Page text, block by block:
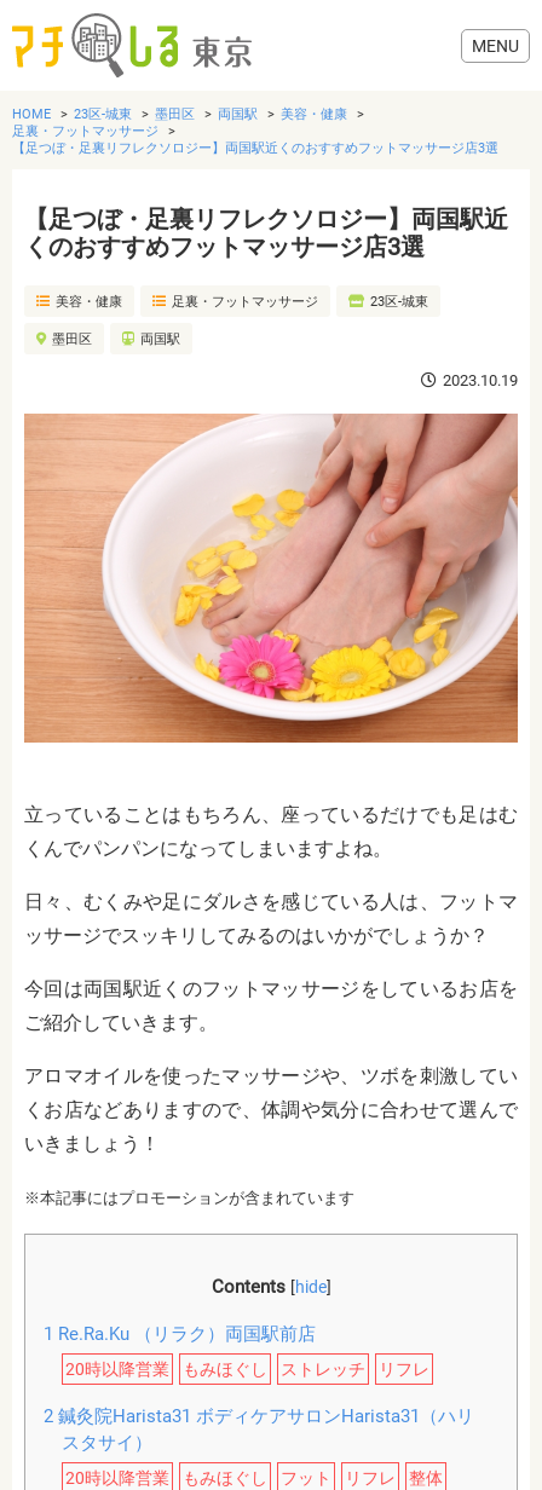
グルメ
美容・健康
おでかけ
HOME 23区-城東 墨田区 両国駅
美容・健康
足裏・フットマッサージ
【足つぼ・足裏リフレクソロジー】両国駅近くのおすすめフットマッサージ店3選
【足つぼ・足裏リフレクソロジー】両国駅近
くのおすすめフットマッサージ店3選
美容・健康 足裏・フットマッサージ 23区-城東
墨田区 両国駅
2023.10.19
立っていることはもちろん、座っているだけでも足はむ
くんでパンパンになってしまいますよね。
日々、むくみや足にダルさを感じている人は、フットマ
ッサージでスッキリしてみるのはいかがでしょうか？
今回は両国駅近くのフットマッサージをしているお店を
ご紹介していきます。
アロマオイルを使ったマッサージや、ツボを刺激してい
くお店などありますので、体調や気分に合わせて選んで
いきましょう！
※本記事にはプロモーションが含まれています
Contents [hide]
1 Re.Ra.Ku （リラク）両国駅前店
20時以降営業 もみほぐし ストレッチ リフレ
2鍼灸院Harista31 ボディケアサロンHarista31（ハリ
スタサイ）
20時以降営業 もみほぐし フット リフレ
整体